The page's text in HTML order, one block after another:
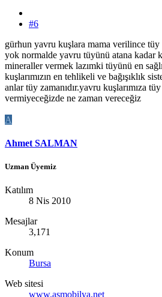
#6
gürhun yavru kuşlara mama verilince
yok normalde yavru tüyünü atana kadar
mineraller vermek lazımki tüyünü en
kuşlarımızın en tehlikeli ve bağışıklık
anlar tüy zamanıdır.yavru kuşlarımıza
vermiyeceğizde ne zaman vereceğiz
A
Ahmet SALMAN
Uzman Üyemiz
Katılım
8 Nis 2010
Mesajlar
3,171
Konum
Bursa
Web sitesi
www.asmobilya.net